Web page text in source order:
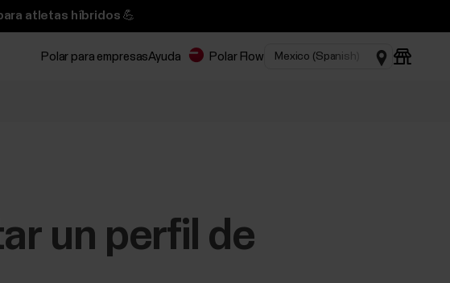
atletas híbridos 💪
Polar para empresasAyuda Polar Flow
un perfil de